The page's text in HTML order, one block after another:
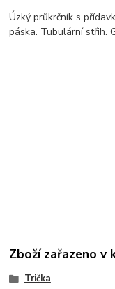
Úzký průkrčník s
páska. Tubulární střih.
Zboží zařazeno v
Trička